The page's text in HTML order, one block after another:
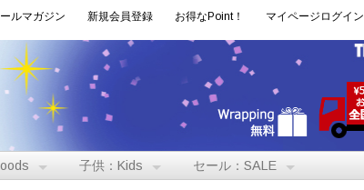
ルマガジン 新規会員登録 お得なPoint！ マイページログイン
子供：Kids セール：SALE